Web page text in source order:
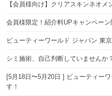
【会員様向け】クリアスキンネオメ
会員様限定！紹介料UPキャンペーン
ビューティーワールド ジャパン 東
シミ施術、自己判断していませんか
[5月18日〜5月20日 ] ビューティー
す！